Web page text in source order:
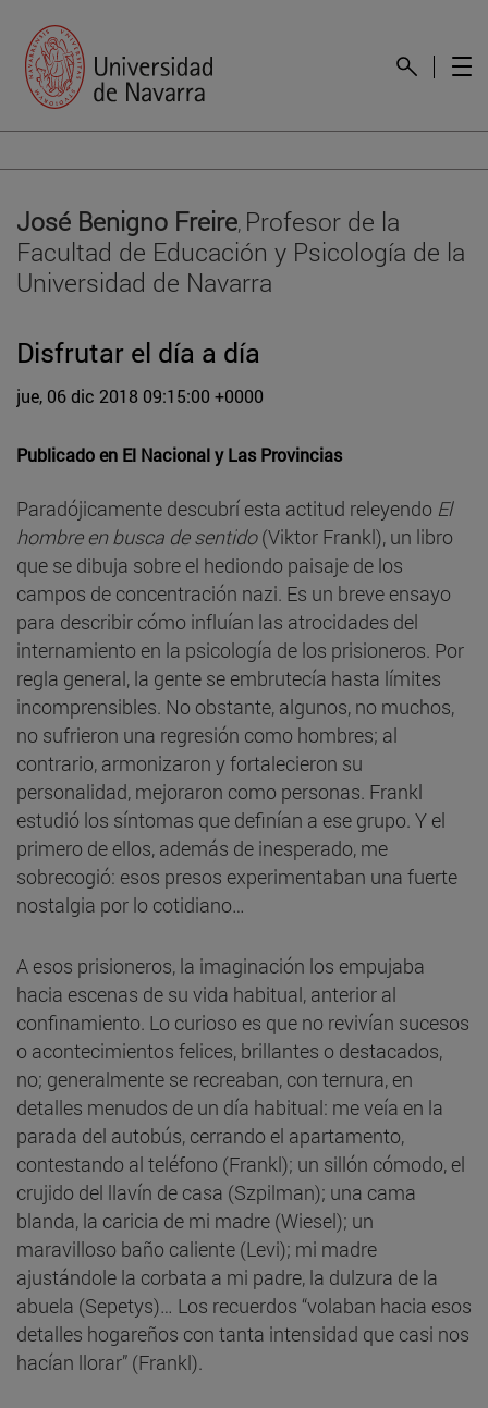
José Benigno Freire, Profesor de la
Facultad de Educación y Psicología de la
Universidad de Navarra
Disfrutar el día a día
jue, 06 dic 2018 09:15:00 +0000
Publicado en El Nacional y Las Provincias
Paradójicamente descubrí esta actitud releyendo El
hombre en busca de sentido(Viktor Frankl), un libro
que se dibuja sobre el hediondo paisaje de los
campos de concentración nazi. Es un breve ensayo
para describir cómo influían las atrocidades del
internamiento en la psicología de los prisioneros. Por
regla general, la gente se embrutecía hasta límites
incomprensibles. No obstante, algunos, no muchos,
no sufrieron una regresión como hombres; al
contrario, armonizaron y fortalecieron su
personalidad, mejoraron como personas. Frankl
estudió los síntomas que definían a ese grupo. Y el
primero de ellos, además de inesperado, me
sobrecogió: esos presos experimentaban una fuerte
nostalgia por lo cotidiano…
A esos prisioneros, la imaginación los empujaba
hacia escenas de su vida habitual, anterior al
confinamiento. Lo curioso es que no revivían sucesos
o acontecimientos felices, brillantes o destacados,
no; generalmente se recreaban, con ternura, en
detalles menudos de un día habitual: me veía en la
parada del autobús, cerrando el apartamento,
contestando al teléfono (Frankl); un sillón cómodo, el
crujido del llavín de casa (Szpilman); una cama
blanda, la caricia de mi madre (Wiesel); un
maravilloso baño caliente (Levi); mi madre
ajustándole la corbata a mi padre, la dulzura de la
abuela (Sepetys)… Los recuerdos “volaban hacia esos
detalles hogareños con tanta intensidad que casi nos
hacían llorar” (Frankl).